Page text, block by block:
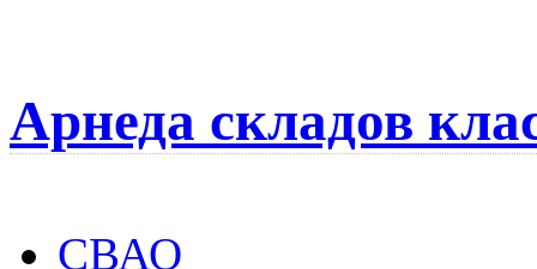
Арнеда складов
СВАО